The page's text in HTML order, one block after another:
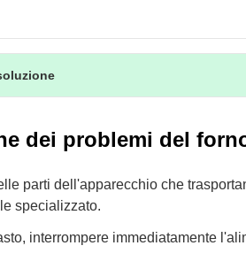
dei problemi del
parti dell'apparecchio che
specializzato.
interrompere immediatamente